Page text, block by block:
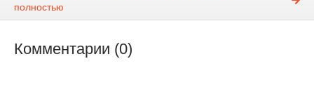
полностью
Комментарии (0)